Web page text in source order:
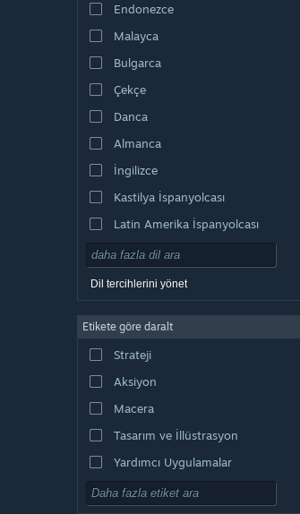
Endonezce
Malayca
Bulgarca
Çekçe
Danca
Almanca
İngilizce
Kastilya İspanyolcası
Latin Amerika İspanyolcası
Dil tercihlerini yönet
Etikete göre daralt
Strateji
Aksiyon
Macera
Tasarım ve İllüstrasyon
Yardımcı Uygulamalar
Oynaması Ücretsiz